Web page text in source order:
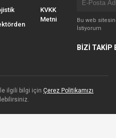
KVKK
Metni
Bu web
İstiyorum
BİZİ TAKİP
ilgili bilgi içinÇerez Politikamızı